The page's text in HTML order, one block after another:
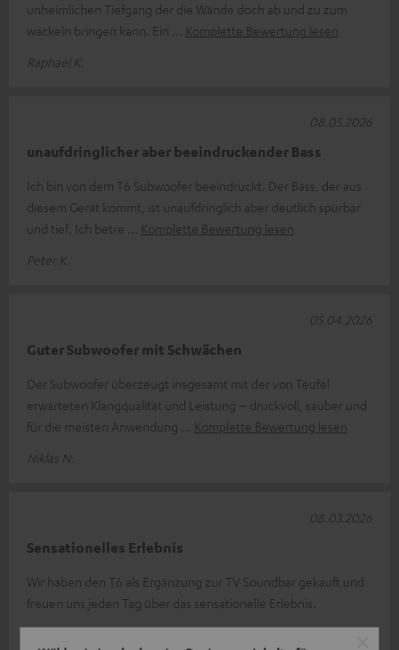
unheimlichen Tiefgang der die Wände doch ab und zu zum
wackeln bringen kann. Ein
Komplette Bewertung lesen
Raphael K.
unaufdringlicher aber beeindruckender Bass
Ich bin von dem T6 Subwoofer beeindruckt. Der Bass, der aus
diesem Gerät kommt, ist unaufdringlich aber deutlich spürbar
und tief. Ich betre
Komplette Bewertung lesen
Peter K.
08.05.2026
Guter Subwoofer mit Schwächen
Der Subwoofer überzeugt insgesamt mit der von Teufel
erwarteten Klangqualität und Leistung – druckvoll, sauber und
für die meisten Anwendung
Komplette Bewertung lesen
Niklas N.
05.04.2026
Sensationelles Erlebnis
Wir haben den T6 als Ergänzung zur TV Soundbar gekauft und
freuen uns jeden Tag über das sensationelle Erlebnis.
08.03.2026